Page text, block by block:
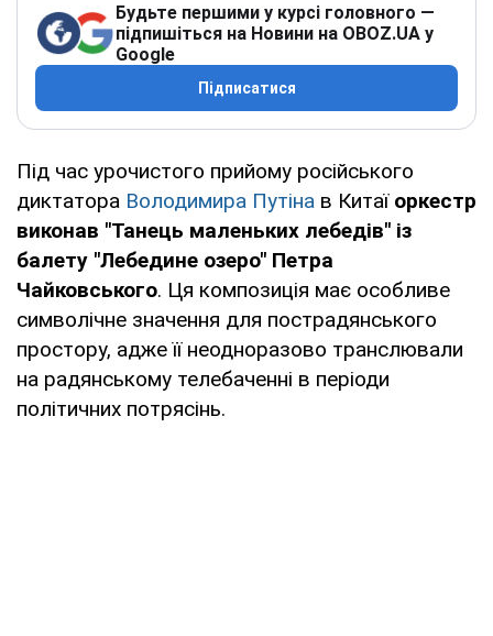
Будьте першими у курсі головного —
підпишіться на Новини на OBOZ.UA у
Google
Підписатися
Під час урочистого прийому російського
диктатора Володимира Путіна в Китаї оркестр
виконав "Танець маленьких лебедів" із
балету "Лебедине озеро" Петра
Чайковського. Ця композиція має особливе
символічне значення для пострадянського
простору, адже її неодноразово транслювали
на радянському телебаченні в періоди
політичних потрясінь.